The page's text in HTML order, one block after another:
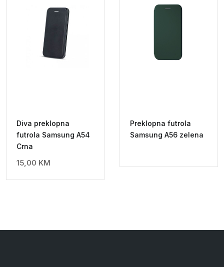
Diva preklopna
futrola Samsung A54
Crna
15,00 KM
Preklopna futrola
Samsung A56 zelena